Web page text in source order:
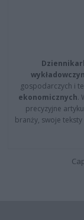
gospodarczych i
ekonomicznych.
precyzyjne
branży, swoje